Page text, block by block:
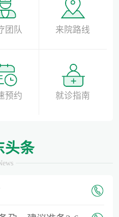
团队 来院路线
预约 就诊指南
头条